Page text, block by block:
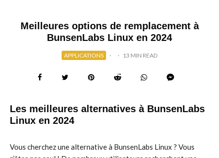
Meilleures options de remplacement à
BunsenLabs Linux en 2024
APPLICATIONS · · 13 MIN READ
Les meilleures alternatives à BunsenLabs
Linux en 2024
Vous cherchez une alternative à BunsenLabs Linux ? Vous